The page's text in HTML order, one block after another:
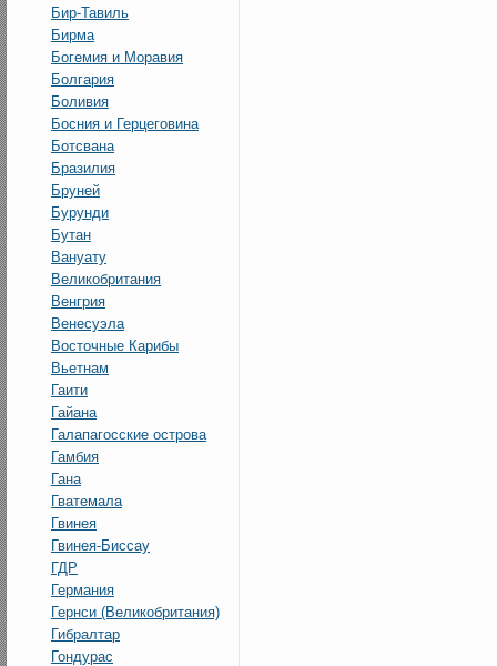
Бир-Тавиль
Бирма
Богемия и Моравия
Болгария
Боливия
Босния и Герцеговина
Ботсвана
Бразилия
Бруней
Бурунди
Бутан
Вануату
Великобритания
Венгрия
Венесуэла
Восточные Карибы
Вьетнам
Гаити
Гайана
Галапагосские острова
Гамбия
Гана
Гватемала
Гвинея
Гвинея-Биссау
ГДР
Германия
Гернси (Великобритания)
Гибралтар
Гондурас